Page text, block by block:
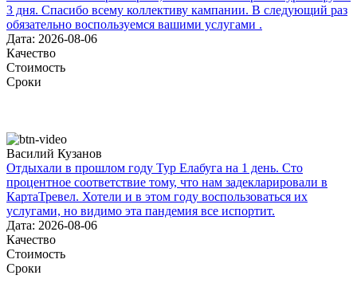
3 дня. Спасибо всему коллективу кампании. В следующий раз
обязательно воспользуемся вашими услугами .
Дата: 2026-08-06
Качество
Стоимость
Сроки
Василий Кузанов
Отдыхали в прошлом году Тур Елабуга на 1 день. Сто
процентное соответствие тому, что нам задекларировали в
КартаТревел. Хотели и в этом году воспользоваться их
услугами, но видимо эта пандемия все испортит.
Дата: 2026-08-06
Качество
Стоимость
Сроки